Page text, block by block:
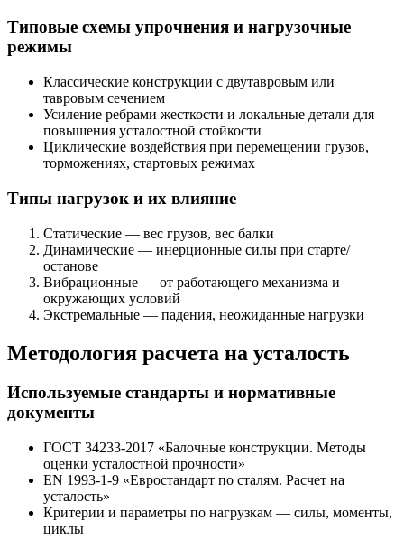
Типовые схемы упрочнения и нагрузочные
режимы
Классические конструкции с двутавровым или
тавровым сечением
Усиление ребрами жесткости и локальные детали для
повышения усталостной стойкости
Циклические воздействия при перемещении грузов,
торможениях, стартовых режимах
Типы нагрузок и их влияние
Статические — вес грузов, вес балки
Динамические — инерционные силы при старте/
останове
Вибрационные — от работающего механизма и
окружающих условий
Экстремальные — падения, неожиданные нагрузки
Методология расчета на усталость
Используемые стандарты и нормативные
документы
ГОСТ 34233-2017 «Балочные конструкции. Методы
оценки усталостной прочности»
EN 1993-1-9 «Евростандарт по сталям. Расчет на
усталость»
Критерии и параметры по нагрузкам — силы, моменты,
циклы